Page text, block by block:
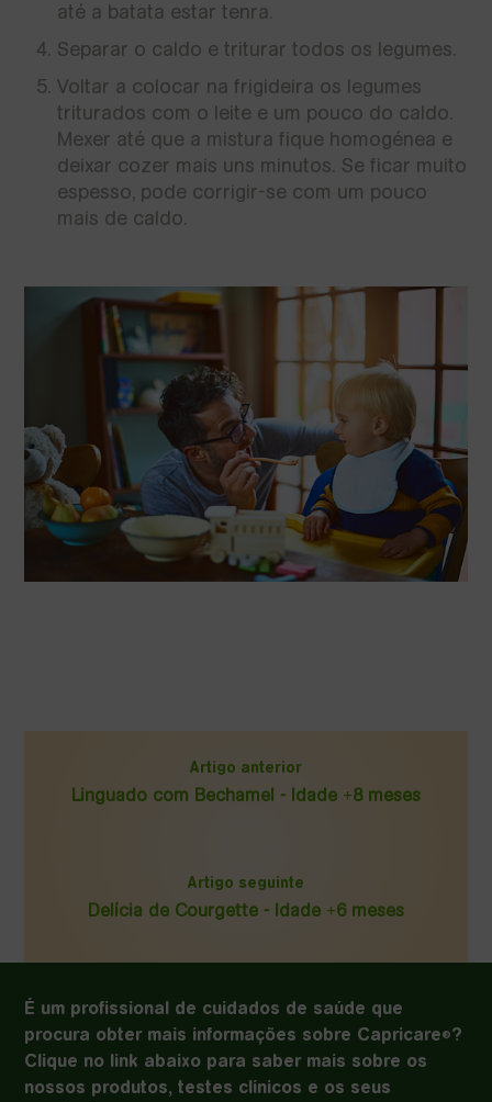
até a batata estar tenra.
Separar o caldo e triturar todos os legumes.
Voltar a colocar na frigideira os legumes
triturados com o leite e um pouco do caldo.
Mexer até que a mistura fique homogénea e
deixar cozer mais uns minutos. Se ficar muito
espesso, pode corrigir-se com um pouco
mais de caldo.
Artigo anterior
Linguado com Bechamel - Idade +8 meses
Artigo seguinte
Delícia de Courgette - Idade +6 meses
É um profissional de cuidados de saúde que
procura obter mais informações sobre Capricare®?
Clique no link abaixo para saber mais sobre os
nossos produtos, testes clínicos e os seus